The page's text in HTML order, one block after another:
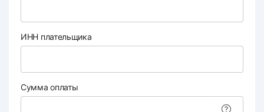
ИНН плательщика
Сумма оплаты